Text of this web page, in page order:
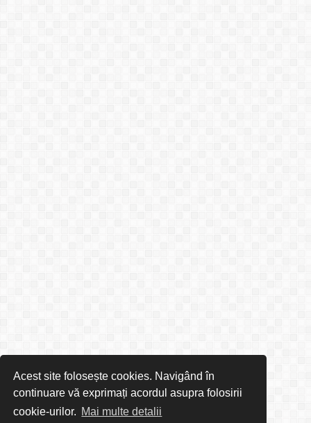
Acest site folosește cookies. Navigând în
continuare vă exprimați acordul asupra folosirii
cookie-urilor. Mai multe detalii